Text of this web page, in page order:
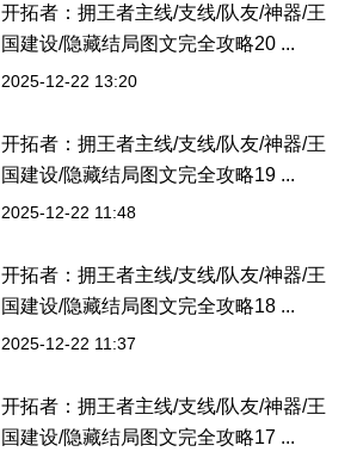
开拓者：拥王者主线/支线/队友/神器/王
国建设/隐藏结局图文完全攻略20 ...
2025-12-22 13:20
开拓者：拥王者主线/支线/队友/神器/王
国建设/隐藏结局图文完全攻略19 ...
2025-12-22 11:48
开拓者：拥王者主线/支线/队友/神器/王
国建设/隐藏结局图文完全攻略18 ...
2025-12-22 11:37
开拓者：拥王者主线/支线/队友/神器/王
国建设/隐藏结局图文完全攻略17 ...